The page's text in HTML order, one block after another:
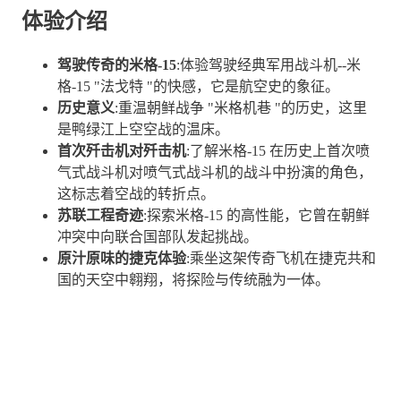
体验介绍
驾驶传奇的米格-15:体验驾驶经典军用战斗机--米
格-15 "法戈特 "的快感，它是航空史的象征。
历史意义:重温朝鲜战争 "米格机巷 "的历史，这里
是鸭绿江上空空战的温床。
首次歼击机对歼击机:了解米格-15 在历史上首次喷
气式战斗机对喷气式战斗机的战斗中扮演的角色，
这标志着空战的转折点。
苏联工程奇迹:探索米格-15 的高性能，它曾在朝鲜
冲突中向联合国部队发起挑战。
原汁原味的捷克体验:乘坐这架传奇飞机在捷克共和
国的天空中翱翔，将探险与传统融为一体。